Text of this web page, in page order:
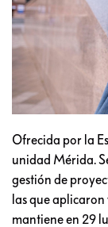
Ofrecida por la
unidad Mérida.
gestión de
las que
mantiene en 29